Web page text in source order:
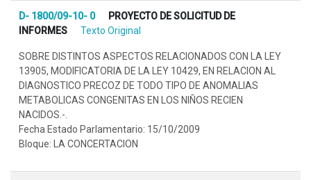
D- 1800/09-10- 0
PROYECTO DE SOLICITUD DE
INFORMES
Texto Original
SOBRE DISTINTOS ASPECTOS RELACIONADOS CON LA LEY
13905, MODIFICATORIA DE LA LEY 10429, EN RELACION AL
DIAGNOSTICO PRECOZ DE TODO TIPO DE ANOMALIAS
METABOLICAS CONGENITAS EN LOS NIÑOS RECIEN
NACIDOS.-.
Fecha Estado Parlamentario: 15/10/2009
Bloque: LA CONCERTACION